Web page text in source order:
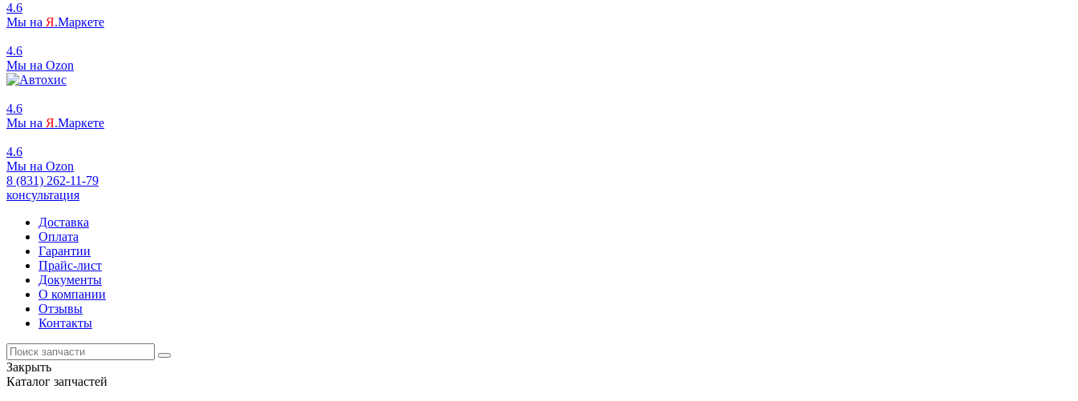
4.6
Мы на Я.Маркете
4.6
Мы на Ozon
4.6
Мы на Я.Маркете
4.6
Мы на Ozon
8 (831) 262-11-79
консультация
Доставка
Оплата
Гарантии
Прайс-лист
Документы
О компании
Отзывы
Контакты
Закрыть
Каталог запчастей